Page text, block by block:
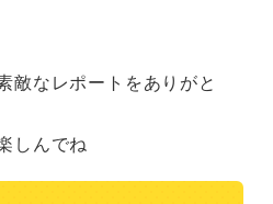
敵なレポートをありがと
しんでね